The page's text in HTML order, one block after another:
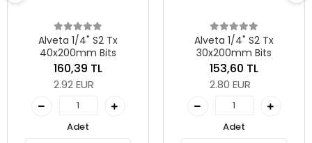
Alveta 1/4" S2 Tx
40x200mm Bits
160,39 TL
2.92 EUR
Adet
Alveta 1/4" S2 Tx
30x200mm Bits
153,60 TL
2.80 EUR
Adet